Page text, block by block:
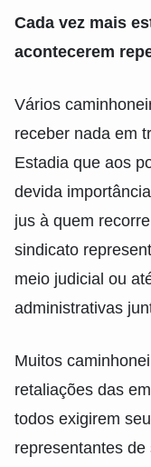
Cada vez mais
acontecerem
Vários
receber nada em
Estadia que aos
devida
jus à quem
sindicato
meio judicial ou
administrativas
Muitos
retaliações das
todos exigirem
representantes